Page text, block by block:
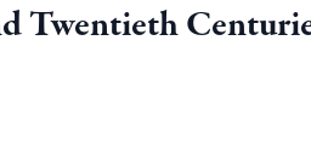
Twentieth